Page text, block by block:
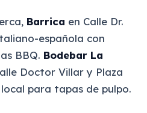
Barrica en Calle Dr.
española con
BBQ. Bodebar La
Doctor Villar y Plaza
para tapas de pulpo.